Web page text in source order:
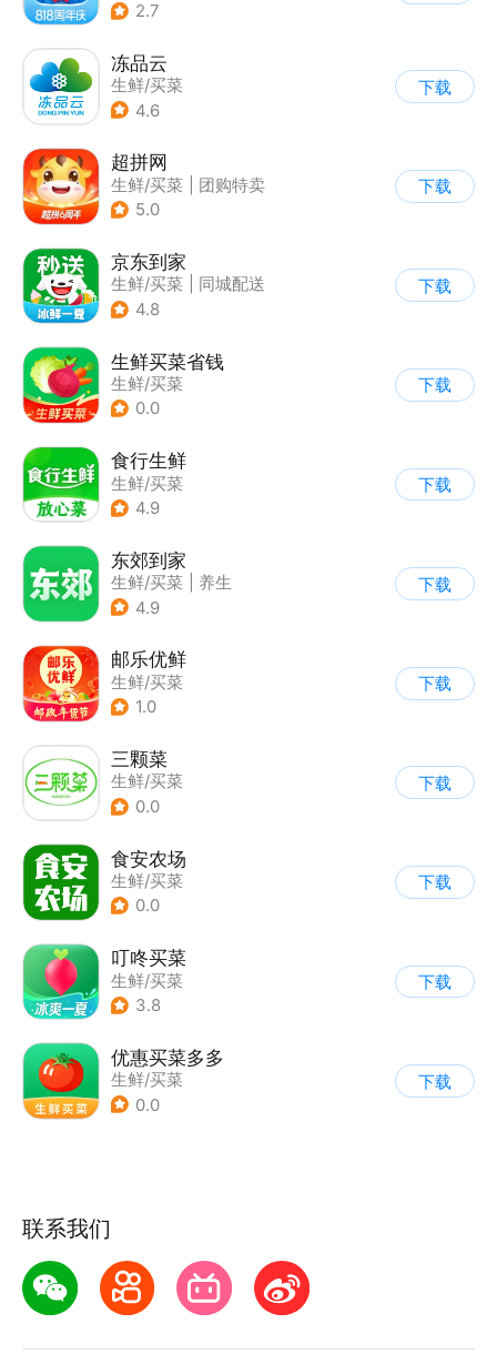
2.7
冻品云
生鲜/买菜
4.6
下载
超拼网
生鲜/买菜
团购特卖
5.0
下载
京东到家
生鲜/买菜
同城配送
4.8
下载
生鲜买菜省钱
生鲜/买菜
0.0
下载
食行生鲜
生鲜/买菜
4.9
下载
东郊到家
生鲜/买菜
养生
4.9
下载
邮乐优鲜
生鲜/买菜
1.0
下载
三颗菜
生鲜/买菜
0.0
下载
食安农场
生鲜/买菜
0.0
下载
叮咚买菜
生鲜/买菜
3.8
下载
优惠买菜多多
生鲜/买菜
0.0
下载
联系我们